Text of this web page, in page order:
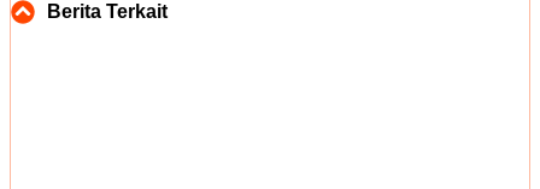
Berita Terkait